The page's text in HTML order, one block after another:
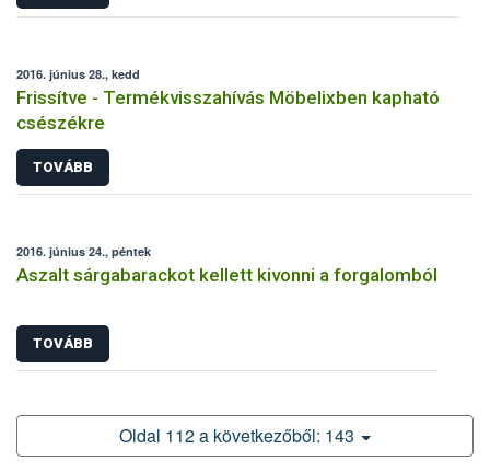
2016. június 28., kedd
Frissítve - Termékvisszahívás Möbelixben kapható
csészékre
TOVÁBB
2016. június 24., péntek
Aszalt sárgabarackot kellett kivonni a forgalomból
TOVÁBB
Oldal 112 a következőből: 143